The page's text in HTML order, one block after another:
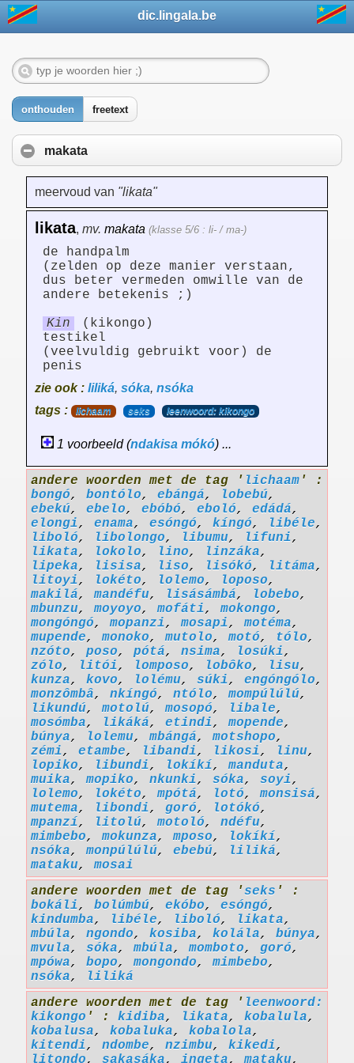
dic.lingala.be
onthouden freetext
makata
meervoud van "likata"
likata, mv. makata (klasse 5/6 : li- / ma-)
de handpalm
(zelden op deze manier verstaan,
dus beter vermeden omwille van de
andere betekenis ;)
Kin
(kikongo)
testikel
(veelvuldig gebruikt voor) de
penis
zie ook : liliká, sóka, nsóka
tags :
lichaam seks leenwoord: kikongo
1 voorbeeld (ndakisa mókó) ...
andere woorden met de tag ' lichaam ' :
bongó, bontólo, ebángá, lobebú,
ebekú, ebelo, ebóbó, eboló, edádá,
elongi, enama, esóngó, kíngó, libéle,
liboló, libolongo, libumu, lifuni,
likata, lokolo, lino, linzáka,
lipeka, lisisa, liso, lisókó, litáma,
litoyi, lokéto, lolemo, loposo,
makilá,mandéfu, lisásámbá, lobebo,
mbunzu,moyoyo,mofáti,mokongo,
mongóngó,mopanzi,mosapi,motéma,
mupende,monoko,mutolo,motó, tólo,
nzóto, poso, pótá, nsima, losúki,
zólo, litói, lomposo, lobôko, lisu,
kunza, kovo, lolému, súki, engóngólo,
monzômbâ, nkíngó, ntólo,mompúlúlú,
likundú,motolú,mosopó, libale,
mosómba, likáká, etindi,mopende,
búnya, lolemu,mbángá,motshopo,
zémi, etambe, libandi, likosi, linu,
lopiko, libundi, lokíkí,manduta,
muika,mopiko, nkunki, sóka, soyi,
lolemo, lokéto,mpótá, lotó,monsisá,
mutema, libondi, goró, lotókó,
mpanzí, litolú,motoló, ndéfu,
mimbebo,mokunza,mposo, lokíkí,
nsóka,monpúlúlú, ebebú, liliká,
mataku,mosai
andere woorden met de tag 'seks ' :
bokáli, bolúmbú, ekóbo, esóngó,
kindumba, libéle, liboló, likata,
mbúla, ngondo, kosiba, kolála, búnya,
mvula, sóka,mbúla,momboto, goró,
mpówa, bopo,mongondo,mimbebo,
nsóka,
liliká
andere woorden met de tag ' leenwoord:
kikongo ' : kidiba, likata, kobalula,
kobalusa, kobaluka, kobalola,
kitendi, ndombe, nzimbu, kikedi,